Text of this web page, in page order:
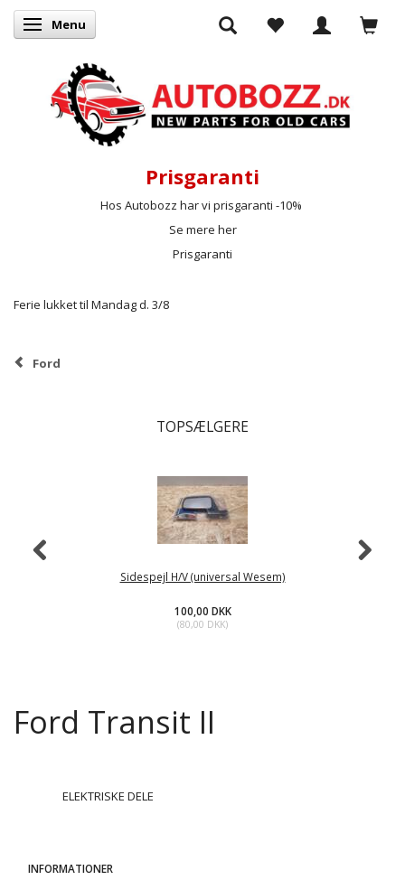
Skifte navigation
Menu
Prisgaranti
Hos Autobozz har vi prisgaranti -10%
Se mere her
Prisgaranti
Ferie lukket til Mandag d. 3/8
Ford
TOPSÆLGERE
Sidespejl H/V (universal Wesem)
100,00 DKK
(80,00 DKK)
Ford Transit II
ELEKTRISKE DELE
INFORMATIONER